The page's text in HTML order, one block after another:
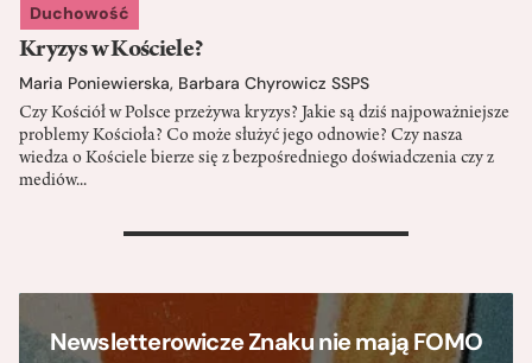
Duchowość
Kryzys w Kościele?
Maria Poniewierska, Barbara Chyrowicz SSPS
Czy Kościół w Polsce przeżywa kryzys? Jakie są dziś najpoważniejsze
problemy Kościoła? Co może służyć jego odnowie? Czy nasza
wiedza o Kościele bierze się z bezpośredniego doświadczenia czy z
mediów...
>
Newsletterowicze Znaku nie mają FOMO